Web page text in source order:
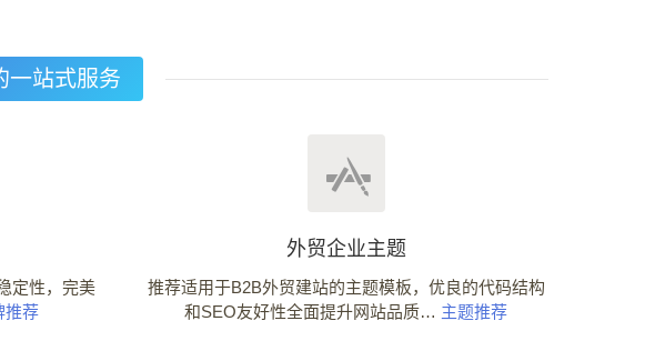
一站式服务
定性，完美
推荐
外贸企业主题
推荐适用于B2B外贸建站的主题模板，优良的代码结构
和SEO友好性全面提升网站品质… 主题推荐